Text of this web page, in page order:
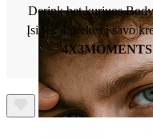
Derink bet kuriuos
Įsidėk 4 prekes į savo
4X3MOMENTS